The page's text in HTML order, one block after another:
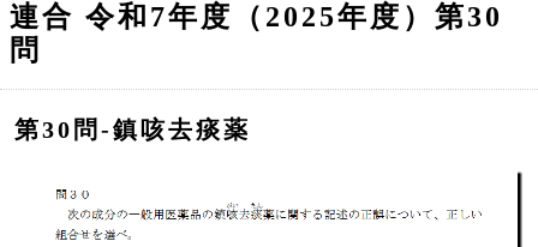
連合 令和7年度（2025年度）第30
問
第30問‐鎮咳去痰薬